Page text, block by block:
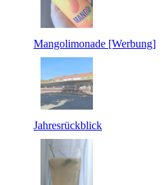
Mangolimonade [Werbung]
Jahresrückblick